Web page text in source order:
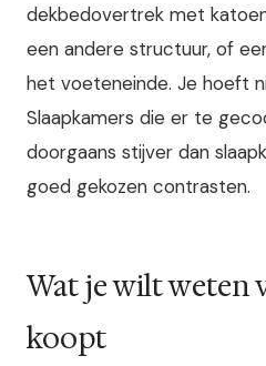
dekbedovertrek met
een andere structuur, of
het voeteneinde. Je hoeft
Slaapkamers die er te
doorgaans stijver dan
goed gekozen contrasten.
Wat je wilt weten
koopt